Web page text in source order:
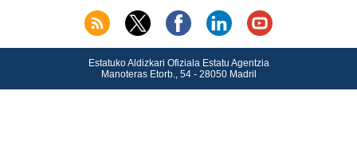
Estatuko Aldizkari Ofiziala Estatu Agentzia
Manoteras Etorb., 54 - 28050 Madril